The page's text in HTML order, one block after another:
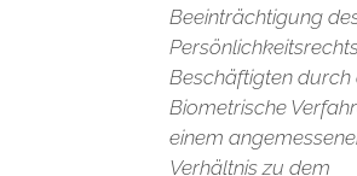
Beeinträchtigung
Beschäftigten durch
Biometrische
einem
Verhältnis zu dem